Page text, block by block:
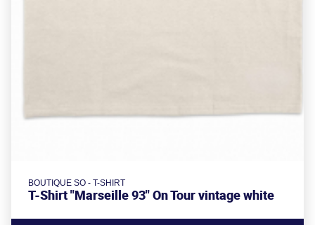
BOUTIQUE SO - T-SHIRT
T-Shirt "Marseille 93" On Tour vintage white